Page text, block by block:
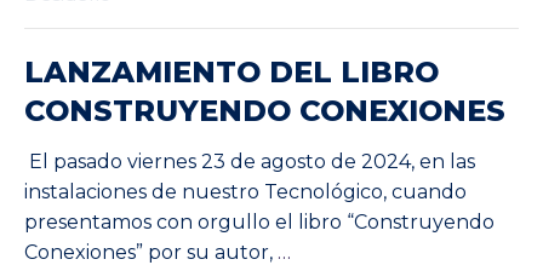
LANZAMIENTO DEL LIBRO
CONSTRUYENDO CONEXIONES
El pasado viernes 23 de agosto de 2024, en las
instalaciones de nuestro Tecnológico, cuando
presentamos con orgullo el libro “Construyendo
Conexiones” por su autor, …